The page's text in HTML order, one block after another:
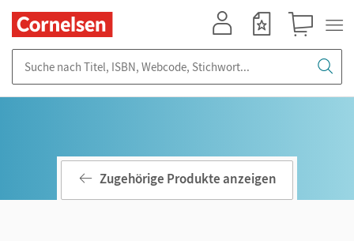
Zugehörige Produkte anzeigen